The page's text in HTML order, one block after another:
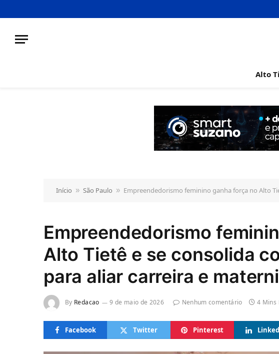
Alto
Início » São Paulo » Empreendedorismo feminino ganha força no Alto
Empreendedorismo
Alto Tietê e se consolida
para aliar carreira e
By Redacao 9 de maio de 2026 Nenhum comentário 4 Mins
Facebook Twitter Pinterest